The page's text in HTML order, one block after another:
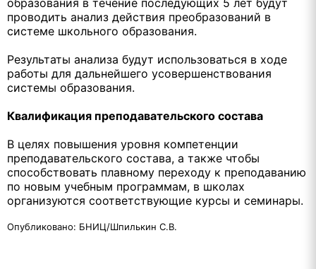
проводить анализ действия преобразований в
системе школьного образования.
Результаты анализа будут использоваться в ходе
работы для дальнейшего усовершенствования
системы образования.
Квалификация преподавательского состава
В целях повышения уровня компетенции
преподавательского состава, а также чтобы
способствовать плавному переходу к преподаванию
по новым учебным программам, в школах
организуются соответствующие курсы и семинары.
Опубликовано: БНИЦ/Шпилькин С.В.